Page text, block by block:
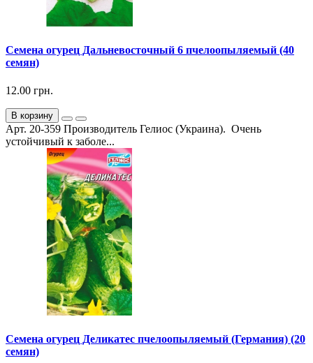
Семена огурец Дальневосточный 6 пчелоопыляемый (40
семян)
12.00 грн.
В корзину
Арт. 20-359 Производитель Гелиос (Украина). Очень
устойчивый к заболе...
Семена огурец Деликатес пчелоопыляемый (Германия) (20
семян)